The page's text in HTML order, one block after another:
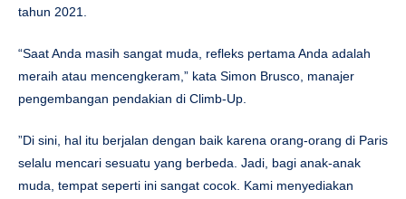
tahun 2021.
“Saat Anda masih sangat muda, refleks pertama Anda adalah
meraih atau mencengkeram,” kata Simon Brusco, manajer
pengembangan pendakian di Climb-Up.
‌”Di sini, hal itu berjalan dengan baik karena orang-orang di Paris
selalu mencari sesuatu yang berbeda. Jadi, bagi anak-anak
muda, tempat seperti ini sangat cocok. Kami menyediakan